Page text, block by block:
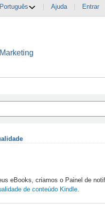
Português Ajuda Entrar
Marketing
eBooks, criamos o Painel de
de conteúdo Kindle.